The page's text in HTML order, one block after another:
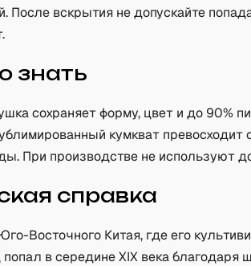
После вскрытия не допускайте
знать
сохраняет форму, цвет и до 90%
кумкват превосходит
При производстве не используют
справка
Восточного Китая, где его
в середине XIX века благодаря